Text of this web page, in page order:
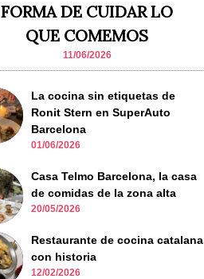
FORMA DE CUIDAR LO
QUE COMEMOS
11/06/2026
La cocina sin etiquetas de
Ronit Stern en SuperAuto
Barcelona
01/06/2026
Casa Telmo Barcelona, la casa
de comidas de la zona alta
20/05/2026
Restaurante de cocina catalana
con historia
12/02/2026